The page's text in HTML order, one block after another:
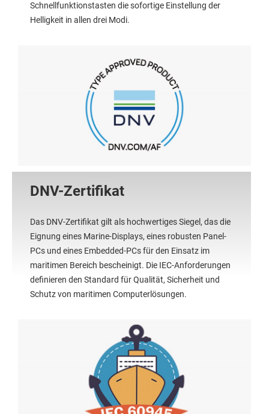
Schnellfunktionstasten die sofortige Einstellung der
Helligkeit in allen drei Modi.
DNV-Zertifikat
Das DNV-Zertifikat gilt als hochwertiges Siegel, das die
Eignung eines Marine-Displays, eines robusten Panel-
PCs und eines Embedded-PCs für den Einsatz im
maritimen Bereich bescheinigt. Die IEC-Anforderungen
definieren den Standard für Qualität, Sicherheit und
Schutz von maritimen Computerlösungen.